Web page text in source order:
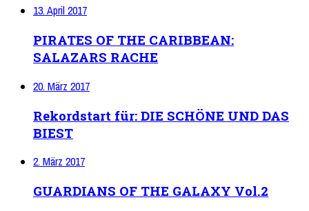
13. April 2017
PIRATES OF THE CARIBBEAN:
SALAZARS RACHE
20. März 2017
Rekordstart für: DIE SCHÖNE UND DAS
BIEST
2. März 2017
GUARDIANS OF THE GALAXY Vol.2